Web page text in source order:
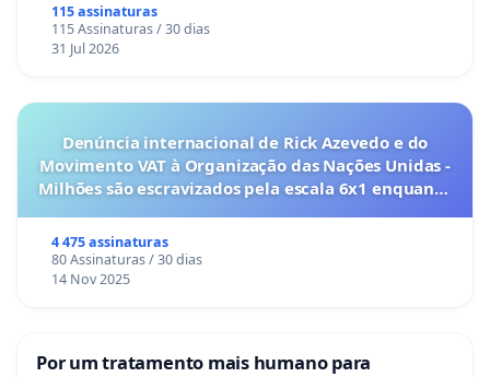
115 assinaturas
115 Assinaturas / 30 dias
31 Jul 2026
Denúncia internacional de Rick Azevedo e do
Movimento VAT à Organização das Nações Unidas -
Milhões são escravizados pela escala 6x1 enquanto
4 475 assinaturas
80 Assinaturas / 30 dias
14 Nov 2025
Por um tratamento mais humano para